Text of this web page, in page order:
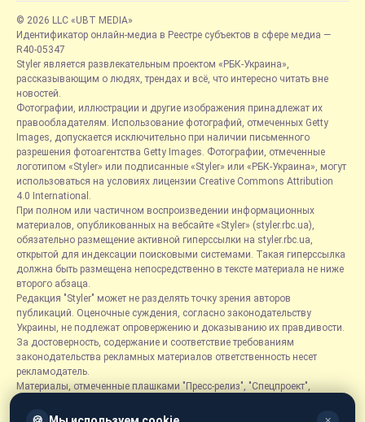
© 2026 LLC «UBT MEDIA»
Идентификатор онлайн-медиа в Реестре субъектов в сфере медиа —
R40-05347
Styler является развлекательным проектом «РБК-Украина»,
рассказывающим о людях, трендах и всё, что интересно читать вне
новостей.
Фотографии, иллюстрации и другие изображения принадлежат их
правообладателям. Использование фотографий, отмеченных Getty
Images, допускается исключительно при наличии письменного
разрешения фотоагентства Getty Images. Фотографии, отмеченные
логотипом «Styler» или подписанные «Styler» или «РБК-Украина», могут
использоваться на условиях лицензии Creative Commons Attribution
4.0 International.
При полном или частичном воспроизведении информационных
материалов, опубликованных на вебсайте «Styler» (styler.rbc.ua),
обязательно размещение активной гиперссылки на styler.rbc.ua,
открытой для индексации поисковыми системами. Такая гиперссылка
должна быть размещена непосредственно в тексте материала не ниже
второго абзаца.
Редакция "Styler" может не разделять точку зрения авторов
публикаций. Оценочные суждения, согласно законодательству
Украины, не подлежат опровержению и доказыванию их правдивости.
За достоверность, содержание и соответствие требованиям
законодательства рекламных материалов ответственность несет
рекламодатель.
Материалы, отмеченные плашками "Пресс-релиз", "Спецпроект",
размещаются на правах рекламы.